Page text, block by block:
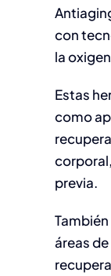
con
la
Estas
como
previa.
áreas